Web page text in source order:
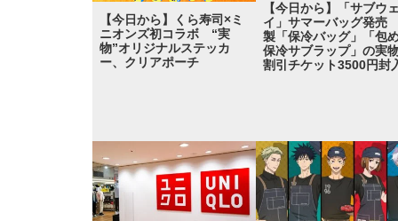
【今日から】くら寿司×ミ
ニオンズ初コラボ “実
物”オリジナルステッカ
ー、クリアポーチ
【今日から】「サブウ
イ」サマーバッグ発売
製「保冷バッグ」「包
保冷サブラップ」の
割引チケット3500円封